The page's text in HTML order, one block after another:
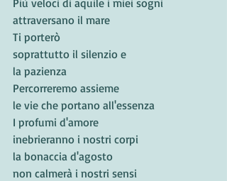
attraversano il mare
Ti porterò
soprattutto il silenzio e
la pazienza
Percorreremo assieme
le vie che portano all'essenza
I profumi d'amore
inebrieranno i nostri corpi
la bonaccia d'agosto
non calmerà i nostri sensi